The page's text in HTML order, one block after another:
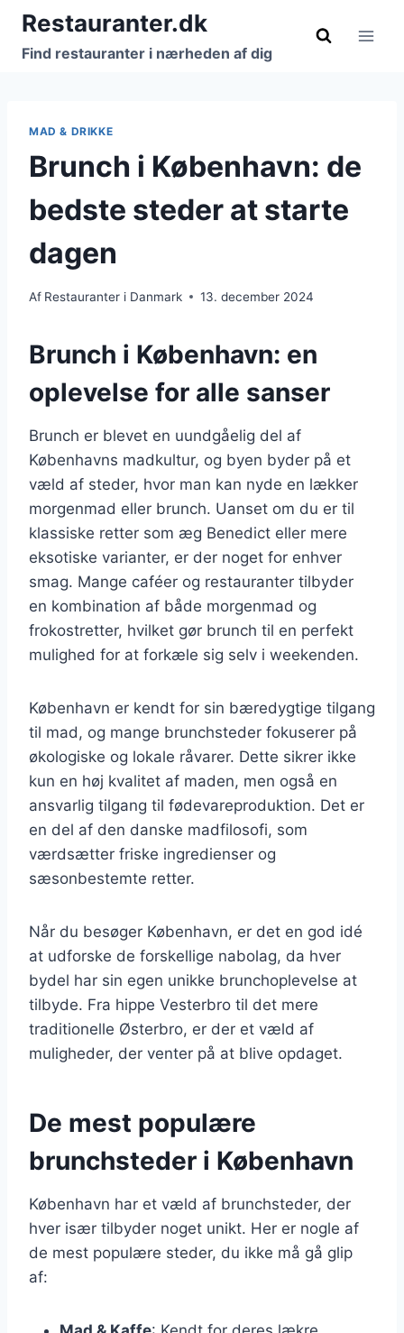
Fortsæt
indhold
Restauranter.dk
Find restauranter i nærheden af dig
MAD & DRIKKE
Brunch i København: de
bedste steder at starte
dagen
Af Restauranter i Danmark 13. december 2024
Brunch i København: en
oplevelse for alle sanser
Brunch er blevet en uundgåelig del af
Københavns madkultur, og byen byder på et
væld af steder, hvor man kan nyde en lækker
morgenmad eller brunch. Uanset om du er til
klassiske retter som æg Benedict eller mere
eksotiske varianter, er der noget for enhver
smag. Mange caféer og restauranter tilbyder
en kombination af både morgenmad og
frokostretter, hvilket gør brunch til en perfekt
mulighed for at forkæle sig selv i weekenden.
København er kendt for sin bæredygtige tilgang
til mad, og mange brunchsteder fokuserer på
økologiske og lokale råvarer. Dette sikrer ikke
kun en høj kvalitet af maden, men også en
ansvarlig tilgang til fødevareproduktion. Det er
en del af den danske madfilosofi, som
værdsætter friske ingredienser og
sæsonbestemte retter.
Når du besøger København, er det en god idé
at udforske de forskellige nabolag, da hver
bydel har sin egen unikke brunchoplevelse at
tilbyde. Fra hippe Vesterbro til det mere
traditionelle Østerbro, er der et væld af
muligheder, der venter på at blive opdaget.
De mest populære
brunchsteder i København
København har et væld af brunchsteder, der
hver især tilbyder noget unikt. Her er nogle af
de mest populære steder, du ikke må gå glip
af: